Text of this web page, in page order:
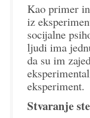
Kao primer
iz
socijalne
ljudi ima
da su im
eksperiment.
Stvaranje